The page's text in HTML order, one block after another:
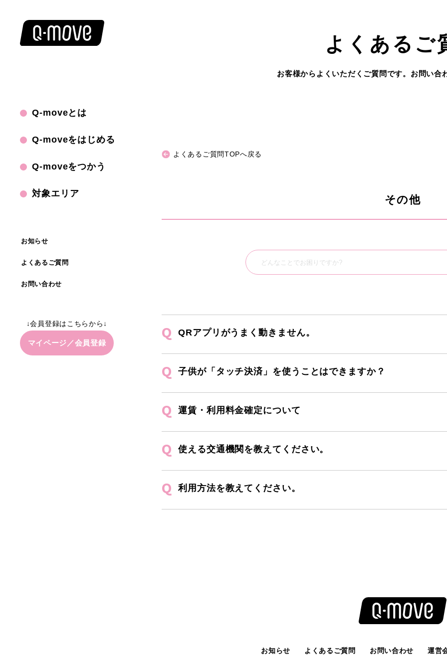
Q-moveとは
Q-moveをはじめる
Q-moveをつかう
対象エリア
お知らせ
よくあるご質問
お問い合わせ
↓会員登録はこちらから↓
マイページ／会員登録
よくあるご
お客様からよくいただくご質問です。お問い合
よくあるご質問TOPへ戻る
その他
QRアプリがうまく動きません。
子供が「タッチ決済」を使うことはできますか？
運賃・利用料金確定について
使える交通機関を教えてください。
利用方法を教えてください。
お知らせ よくあるご質問 お問い合わせ 運営